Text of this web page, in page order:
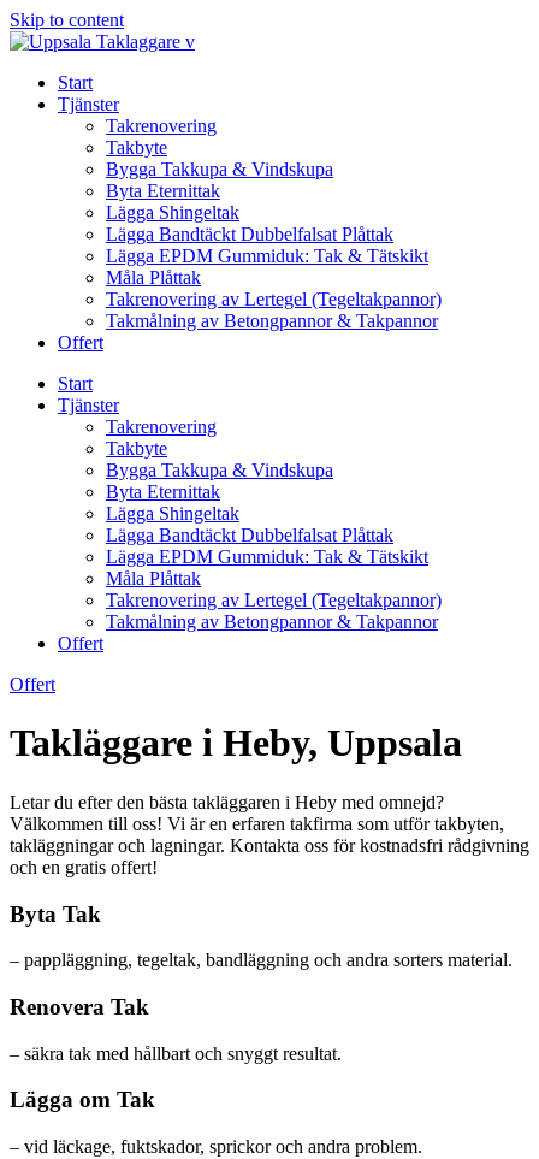
Skip to content
Start
Tjänster
Takrenovering
Takbyte
Bygga Takkupa & Vindskupa
Byta Eternittak
Lägga Shingeltak
Lägga Bandtäckt Dubbelfalsat Plåttak
Lägga EPDM Gummiduk: Tak & Tätskikt
Måla Plåttak
Takrenovering av Lertegel (Tegeltakpannor)
Takmålning av Betongpannor & Takpannor
Offert
Start
Tjänster
Takrenovering
Takbyte
Bygga Takkupa & Vindskupa
Byta Eternittak
Lägga Shingeltak
Lägga Bandtäckt Dubbelfalsat Plåttak
Lägga EPDM Gummiduk: Tak & Tätskikt
Måla Plåttak
Takrenovering av Lertegel (Tegeltakpannor)
Takmålning av Betongpannor & Takpannor
Offert
Offert
Takläggare i Heby, Uppsala
Letar du efter den bästa takläggaren i Heby med omnejd?
Välkommen till oss! Vi är en erfaren takfirma som utför takbyten,
takläggningar och lagningar. Kontakta oss för kostnadsfri rådgivning
och en gratis offert!
Byta Tak
– pappläggning, tegeltak, bandläggning och andra sorters material.
Renovera Tak
– säkra tak med hållbart och snyggt resultat.
Lägga om Tak
– vid läckage, fuktskador, sprickor och andra problem.